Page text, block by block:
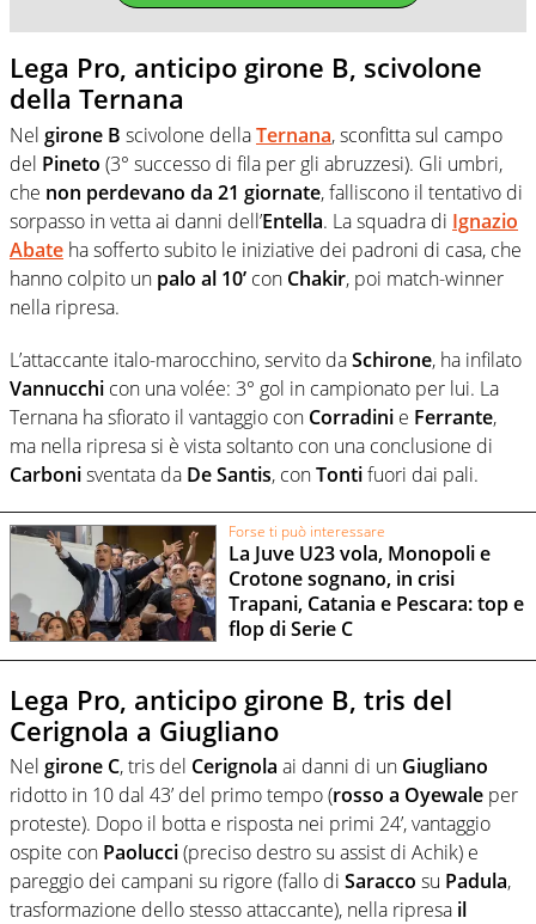
Lega Pro, anticipo girone B, scivolone
della Ternana
Nel girone B scivolone dellaTernana, sconfitta sul campo
del Pineto (3° successo di fila per gli abruzzesi). Gli umbri,
che non perdevano da 21 giornate, falliscono il tentativo di
sorpasso in vetta ai danni dell’Entella. La squadra di Ignazio
Abate ha sofferto subito le iniziative dei padroni di casa, che
hanno colpito un palo al 10’ con Chakir, poi match-winner
nella ripresa.
L’attaccante italo-marocchino, servito daSchirone, ha infilato
Vannucchi con una volée: 3° gol in campionato per lui. La
Ternana ha sfiorato il vantaggio con Corradini e Ferrante,
ma nella ripresa si è vista soltanto con una conclusione di
Carbonisventata da De Santis, conTontifuori dai pali.
Forse ti può interessare
La Juve U23 vola, Monopoli e
Crotone sognano, in crisi
Trapani, Catania e Pescara: top e
flop di Serie C
Lega Pro, anticipo girone B, tris del
Cerignola a Giugliano
Nel girone C, tris del Cerignola ai danni di un Giugliano
ridotto in 10 dal 43’ del primo tempo (rosso a Oyewale per
proteste). Dopo il botta e risposta nei primi 24’, vantaggio
ospite con Paolucci(preciso destro su assist di Achik) e
pareggio dei campani su rigore (fallo di Saracco su Padula,
trasformazione dello stesso attaccante), nella ripresa il